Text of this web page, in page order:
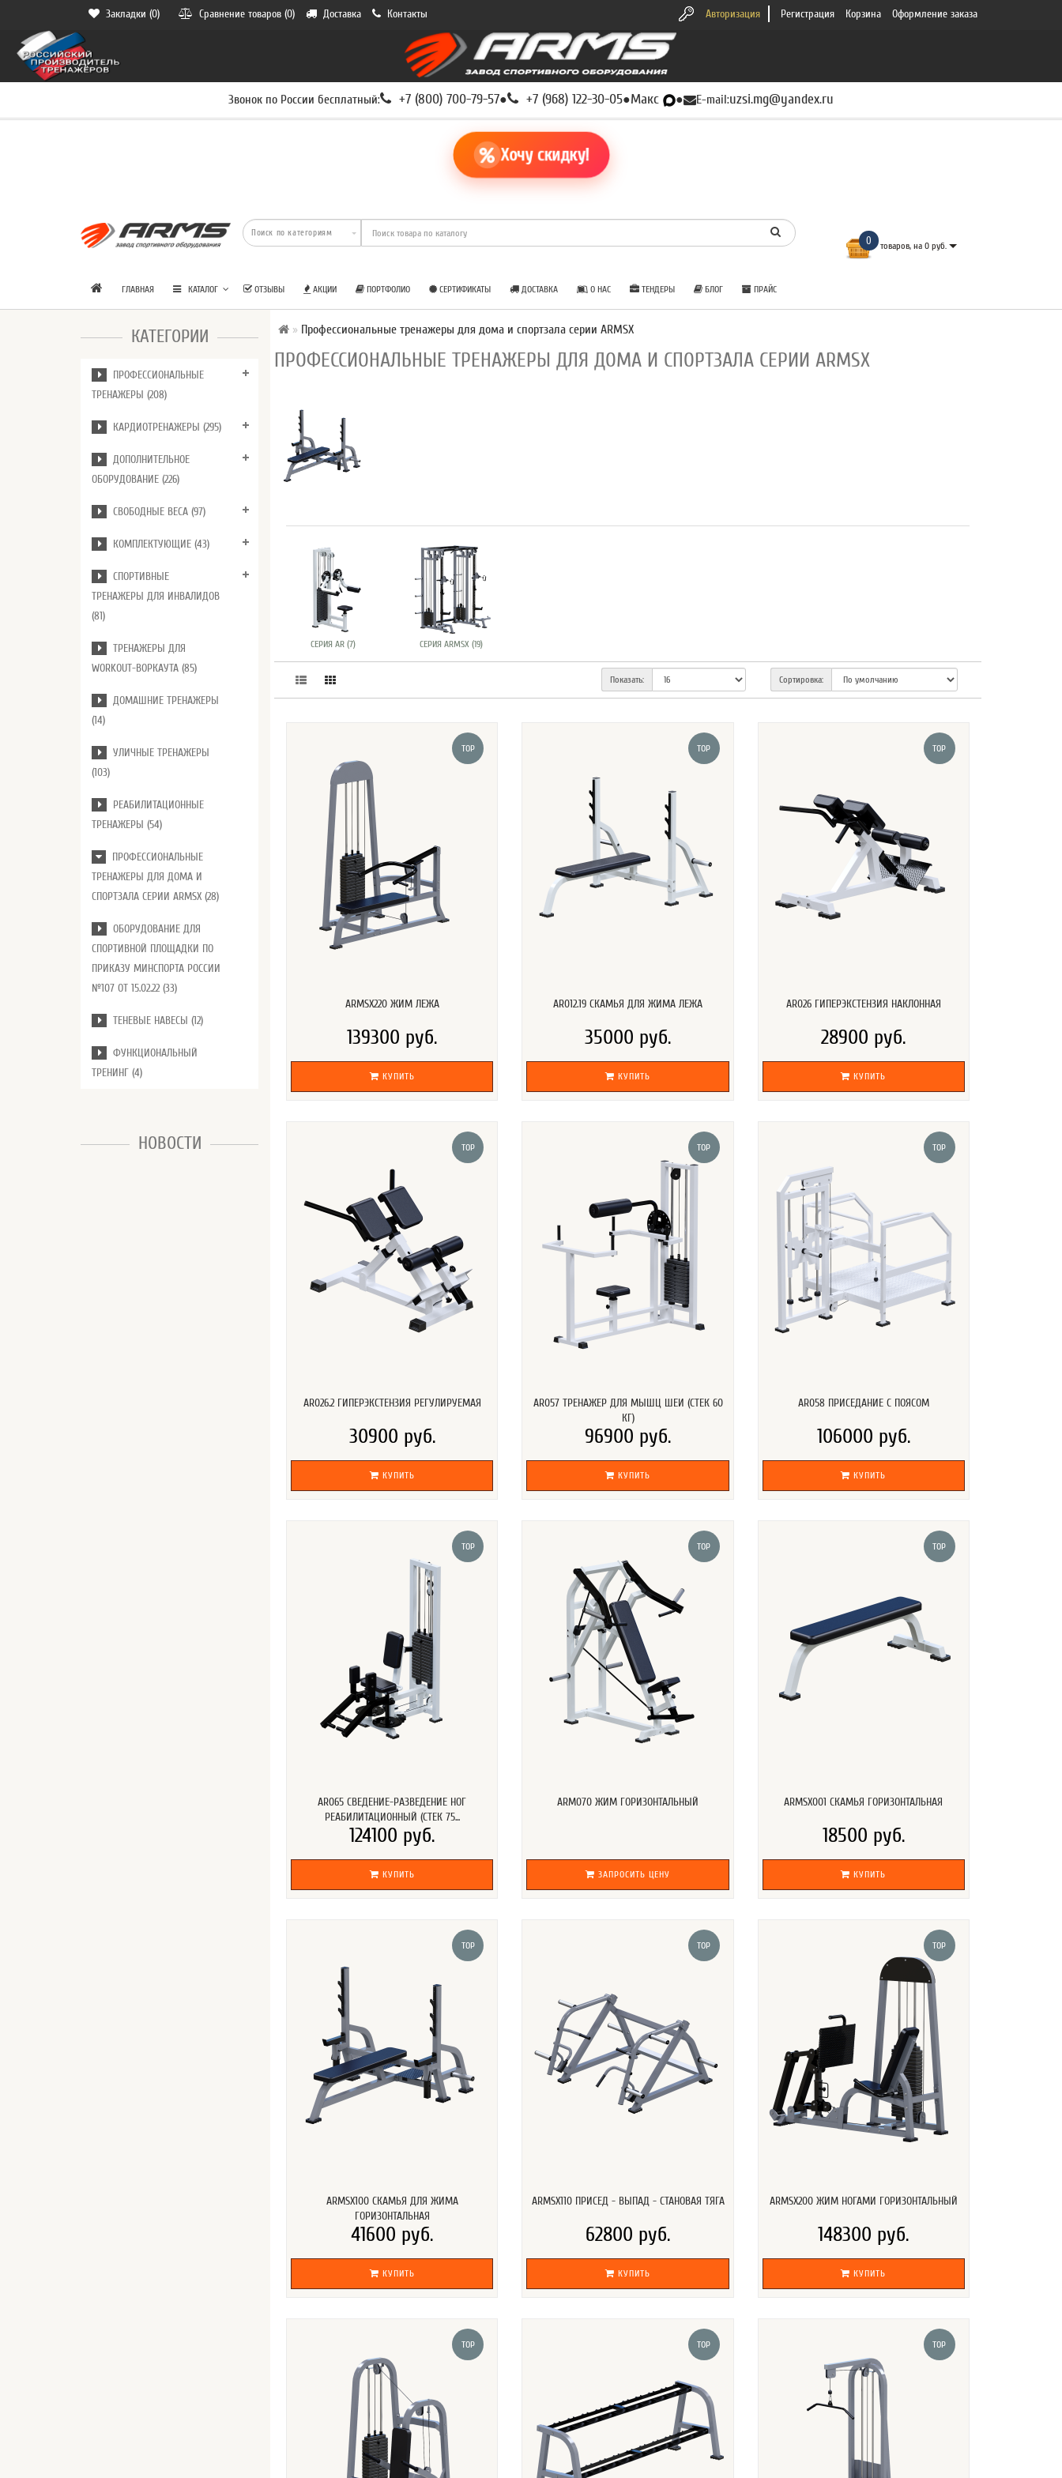
Закладки (0) Сравнение товаров (0) Доставка Контакты Авторизация Регистрация Корзина Оформление заказа
Звонок по России бесплатный: +7 (800) 700-79-57● +7 (968) 122-30-05●Макс ● E-mail:uzsi.mg@yandex.ru
Хочу скидку!
0 товаров, на 0 руб.
ГЛАВНАЯ КАТАЛОГ ОТЗЫВЫ АКЦИИ ПОРТФОЛИО СЕРТИФИКАТЫ ДОСТАВКА О НАС ТЕНДЕРЫ БЛОГ ПРАЙС
КАТЕГОРИИ
ПРОФЕССИОНАЛЬНЫЕ
ТРЕНАЖЕРЫ (208)
КАРДИОТРЕНАЖЕРЫ (295)
ДОПОЛНИТЕЛЬНОЕ
ОБОРУДОВАНИЕ (226)
СВОБОДНЫЕ ВЕСА (97)
КОМПЛЕКТУЮЩИЕ (43)
СПОРТИВНЫЕ
ТРЕНАЖЕРЫ ДЛЯ ИНВАЛИДОВ
(81)
ТРЕНАЖЕРЫ ДЛЯ
WORKOUT-ВОРКАУТА (85)
ДОМАШНИЕ ТРЕНАЖЕРЫ
(14)
УЛИЧНЫЕ ТРЕНАЖЕРЫ
(103)
РЕАБИЛИТАЦИОННЫЕ
ТРЕНАЖЕРЫ (54)
ПРОФЕССИОНАЛЬНЫЕ
ТРЕНАЖЕРЫ ДЛЯ ДОМА И
СПОРТЗАЛА СЕРИИ ARMSX (28)
ОБОРУДОВАНИЕ ДЛЯ
СПОРТИВНОЙ ПЛОЩАДКИ ПО
ПРИКАЗУ МИНСПОРТА РОССИИ
№107 ОТ 15.02.22 (33)
ТЕНЕВЫЕ НАВЕСЫ (12)
ФУНКЦИОНАЛЬНЫЙ
ТРЕНИНГ (4)
НОВОСТИ
Профессиональные тренажеры для дома и спортзала серии ARMSX
ПРОФЕССИОНАЛЬНЫЕ ТРЕНАЖЕРЫ ДЛЯ ДОМА И СПОРТЗАЛА СЕРИИ ARMSX
СЕРИЯ AR (7) СЕРИЯ ARMSX (19)
Сортировка:
Показать:
TOP
ARMSX220 ЖИМ ЛЕЖА
139300 руб.
КУПИТЬ
TOP
AR012.19 СКАМЬЯ ДЛЯ ЖИМА ЛЕЖА
35000 руб.
КУПИТЬ
TOP
AR026 ГИПЕРЭКСТЕНЗИЯ НАКЛОННАЯ
28900 руб.
КУПИТЬ
TOP
AR026.2 ГИПЕРЭКСТЕНЗИЯ РЕГУЛИРУЕМАЯ
30900 руб.
КУПИТЬ
TOP
AR057 ТРЕНАЖЕР ДЛЯ МЫШЦ ШЕИ (СТЕК 60
КГ)
96900 руб.
КУПИТЬ
TOP
AR058 ПРИСЕДАНИЕ С ПОЯСОМ
106000 руб.
КУПИТЬ
TOP
AR065 СВЕДЕНИЕ-РАЗВЕДЕНИЕ НОГ
РЕАБИЛИТАЦИОННЫЙ (СТЕК 75...
124100 руб.
КУПИТЬ
TOP
ARM070 ЖИМ ГОРИЗОНТАЛЬНЫЙ
ЗАПРОСИТЬ ЦЕНУ
TOP
ARMSX001 СКАМЬЯ ГОРИЗОНТАЛЬНАЯ
18500 руб.
КУПИТЬ
TOP
ARMSX100 СКАМЬЯ ДЛЯ ЖИМА
ГОРИЗОНТАЛЬНАЯ
41600 руб.
КУПИТЬ
TOP
ARMSX110 ПРИСЕД - ВЫПАД - СТАНОВАЯ ТЯГА
62800 руб.
КУПИТЬ
TOP
ARMSX200 ЖИМ НОГАМИ ГОРИЗОНТАЛЬНЫЙ
148300 руб.
КУПИТЬ
TOP TOP TOP